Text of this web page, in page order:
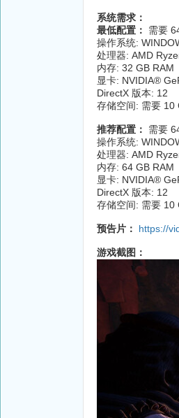
系统需求：
最低配置：
需要
操作系统:
处理器: AMD
内存: 32 GB RAM
显卡: NVIDIA®
DirectX 版本: 12
存储空间: 需要 10
推荐配置：
需要
操作系统:
处理器: AMD
内存: 64 GB RAM
显卡: NVIDIA®
DirectX 版本: 12
存储空间: 需要 10
预告片： https://
游戏截图：